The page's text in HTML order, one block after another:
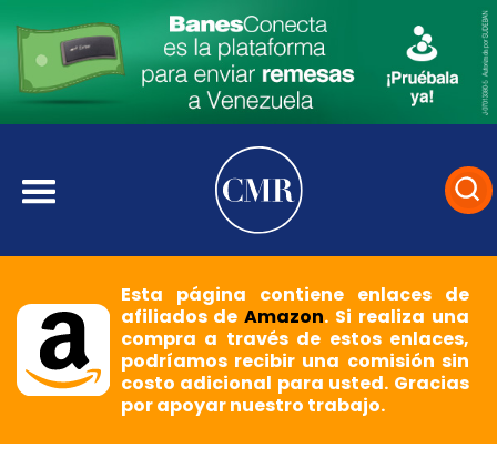
Esta página contiene enlaces de
afiliados deAmazon. Si realiza una
compra a través de estos enlaces,
podríamos recibir una comisión sin
costo adicional para usted. Gracias
por apoyar nuestro trabajo.